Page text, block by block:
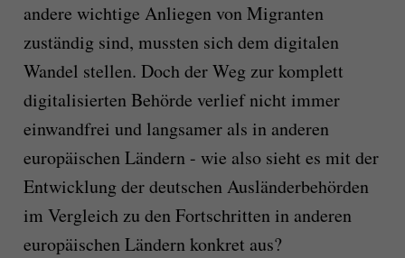
andere wichtige Anliegen von Migranten
zuständig sind, mussten sich dem digitalen
Wandel stellen. Doch der Weg zur komplett
digitalisierten Behörde verlief nicht immer
einwandfrei und langsamer als in anderen
europäischen Ländern - wie also sieht es mit der
Entwicklung der deutschen Ausländerbehörden
im Vergleich zu den Fortschritten in anderen
europäischen Ländern konkret aus?